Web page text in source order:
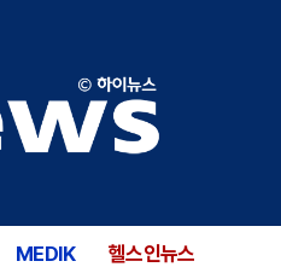
MEDIK 헬스인뉴스